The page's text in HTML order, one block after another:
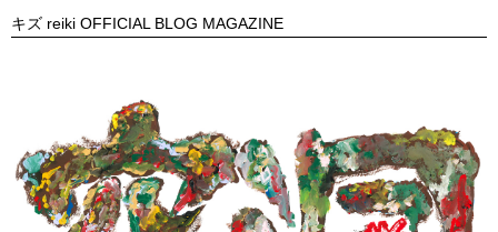
キズ reiki OFFICIAL BLOG MAGAZINE